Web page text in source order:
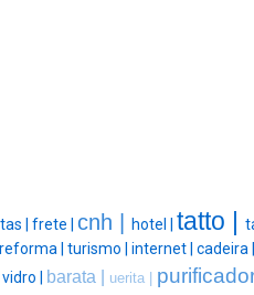
| frete | cnh | hotel | tatto |
reforma | turismo | internet | cadeira |
vidro | barata | uerita |